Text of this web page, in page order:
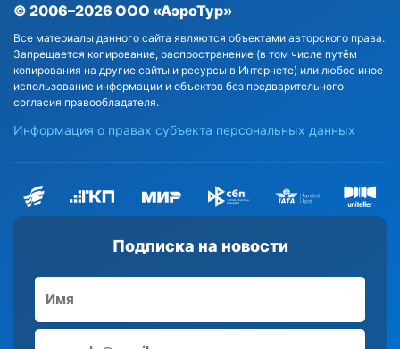
Подписка на новости
© 2006–2026 ООО «АэроТур»
Все материалы данного сайта являются объектами авторского права.
Запрещается копирование, распространение (в том числе путём
копирования на другие сайты и ресурсы в Интернете) или любое иное
использование информации и объектов без предварительного
согласия правообладателя.
Информация о правах субъекта персональных данных